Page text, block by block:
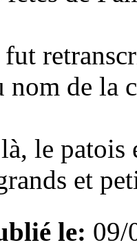
de la
le
et
le: 09/